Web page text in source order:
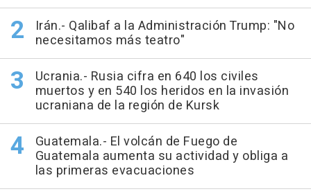
Irán.- Qalibaf a la Administración Trump: "No
necesitamos más teatro"
Ucrania.- Rusia cifra en 640 los civiles
muertos y en 540 los heridos en la invasión
ucraniana de la región de Kursk
Guatemala.- El volcán de Fuego de
Guatemala aumenta su actividad y obliga a
las primeras evacuaciones